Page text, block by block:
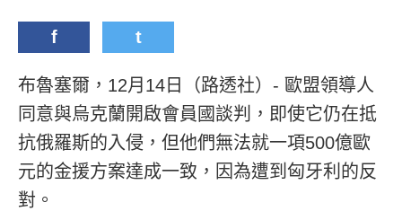
f t
布魯塞爾，12月14日（路透社）- 歐盟領導人
同意與烏克蘭開啟會員國談判，即使它仍在抵
抗俄羅斯的入侵，但他們無法就一項500億歐
元的金援方案達成一致，因為遭到匈牙利的反
對。